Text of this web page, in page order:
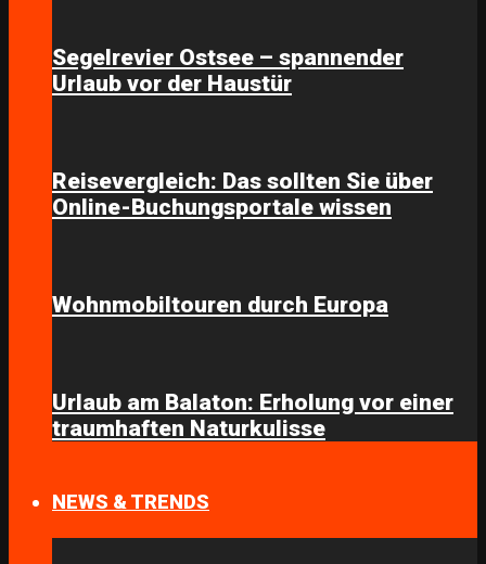
Segelrevier Ostsee – spannender
Urlaub vor der Haustür
Reisevergleich: Das sollten Sie über
Online-Buchungsportale wissen
Wohnmobiltouren durch Europa
Urlaub am Balaton: Erholung vor einer
traumhaften Naturkulisse
NEWS & TRENDS